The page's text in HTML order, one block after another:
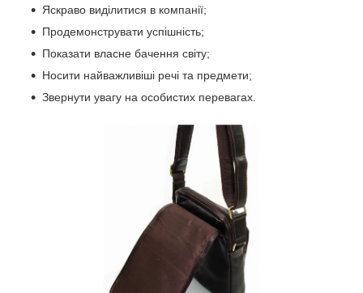
Яскраво виділитися в компанії;
Продемонструвати успішність;
Показати власне бачення світу;
Носити найважливіші речі та предмети;
Звернути увагу на особистих перевагах.